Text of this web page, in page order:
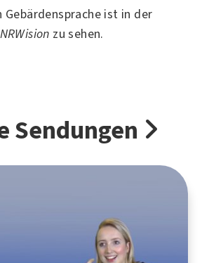
Gebärdensprache ist in der
NRWision zu sehen.
Sendungen